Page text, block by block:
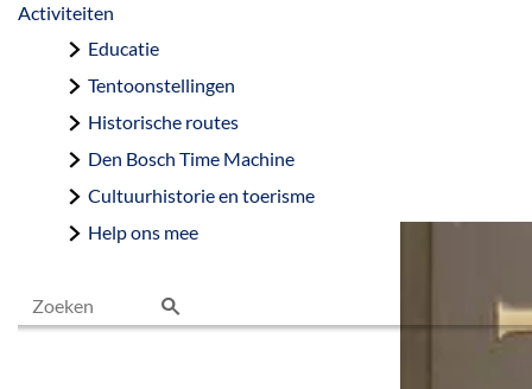
Activiteiten
Educatie
Tentoonstellingen
Historische routes
Den Bosch Time Machine
Cultuurhistorie en toerisme
Help ons mee